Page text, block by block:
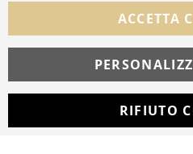
© Copyright MAV Arreda
Via Galileo
ACCETTA
RIFIUTO